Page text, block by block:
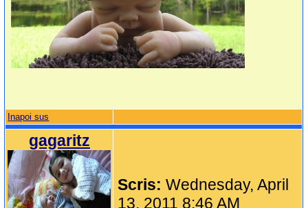
Inapoi sus
gagaritz
Scris:Wednesday, April
13, 2011 8:46 AM